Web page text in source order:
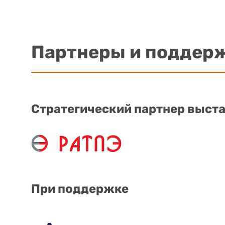
Партнеры и
Стратегический партнер
При поддержке